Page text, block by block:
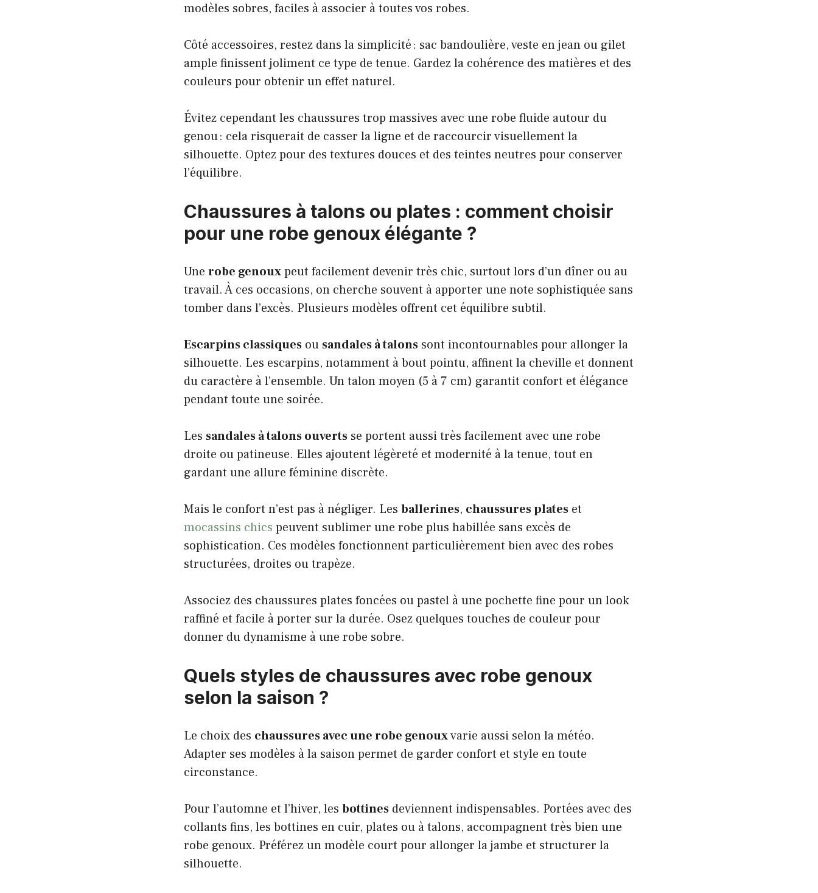
modèles sobres, faciles à associer à toutes vos robes.
Côté accessoires, restez dans la simplicité : sac bandoulière, veste en jean ou gilet
ample finissent joliment ce type de tenue. Gardez la cohérence des matières et des
couleurs pour obtenir un effet naturel.
Évitez cependant les chaussures trop massives avec une robe fluide autour du
genou : cela risquerait de casser la ligne et de raccourcir visuellement la
silhouette. Optez pour des textures douces et des teintes neutres pour conserver
l’équilibre.
Chaussures à talons ou plates : comment choisir
pour une robe genoux élégante ?
Une robe genouxpeut facilement devenir très chic, surtout lors d’un dîner ou au
travail. À ces occasions, on cherche souvent à apporter une note sophistiquée sans
tomber dans l’excès. Plusieurs modèles offrent cet équilibre subtil.
Escarpins classiques ou sandales à talons sont incontournables pour allonger la
silhouette. Les escarpins, notamment à bout pointu, affinent la cheville et donnent
du caractère à l’ensemble. Un talon moyen (5 à 7 cm) garantit confort et élégance
pendant toute une soirée.
Les sandales à talons ouverts se portent aussi très facilement avec une robe
droite ou patineuse. Elles ajoutent légèreté et modernité à la tenue, tout en
gardant une allure féminine discrète.
Mais le confort n’est pas à négliger. Les ballerines, chaussures plates et
mocassins chics peuvent sublimer une robe plus habillée sans excès de
sophistication. Ces modèles fonctionnent particulièrement bien avec des robes
structurées, droites ou trapèze.
Associez des chaussures plates foncées ou pastel à une pochette fine pour un look
raffiné et facile à porter sur la durée. Osez quelques touches de couleur pour
donner du dynamisme à une robe sobre.
Quels styles de chaussures avec robe genoux
selon la saison ?
Le choix des chaussures avec une robe genouxvarie aussi selon la météo.
Adapter ses modèles à la saison permet de garder confort et style en toute
circonstance.
Pour l’automne et l’hiver, les bottines deviennent indispensables. Portées avec des
collants fins, les bottines en cuir, plates ou à talons, accompagnent très bien une
robe genoux. Préférez un modèle court pour allonger la jambe et structurer la
silhouette.